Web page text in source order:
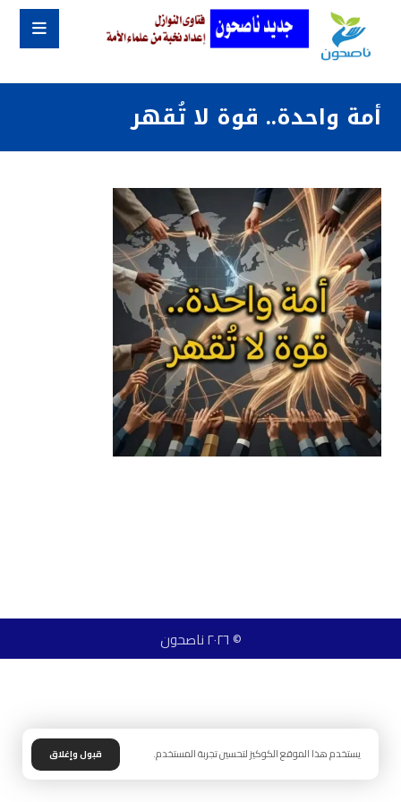
أمة واحدة.. قوة لا تُقهر
© ٢٠٢٦ ناصحون
يستخدم هذا الموقع الكوكيز لتحسين تجربة المستخدم. قبول وإغلاق